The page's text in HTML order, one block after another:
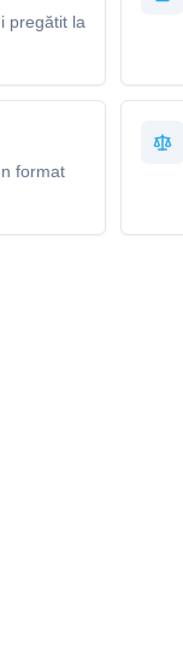
pregătit la
format